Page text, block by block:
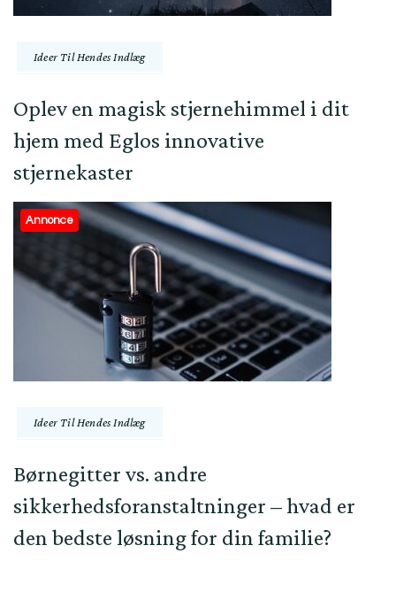
Ideer Til Hendes Indlæg
Oplev en magisk stjernehimmel i dit
hjem med Eglos innovative
stjernekaster
Annonce
Ideer Til Hendes Indlæg
Børnegitter vs. andre
sikkerhedsforanstaltninger – hvad er
den bedste løsning for din familie?